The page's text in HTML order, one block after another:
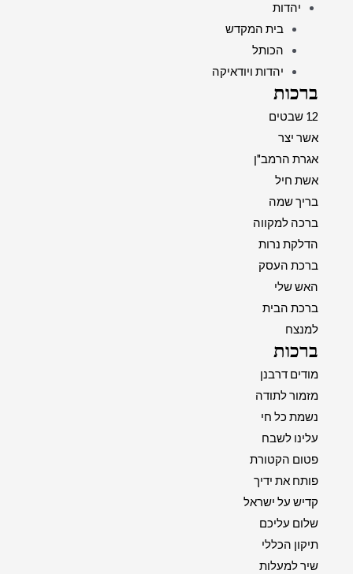
יהדות
בית המקדש
הכותל
יהדות ויודאיקה
ברכות
12 שבטים
אשר יצר
אגרת הרמב"ן
אשת חיל
בריך שמה
ברכה למקווה
הדלקת נרות
ברכת העסק
האש שלי
ברכת הבית
למנצח
ברכות
מודים דרבנן
מזמור לתודה
נשמת כל חי
עלינו לשבח
פטום הקטורת
פותח את ידיך
קדיש על ישראל
שלום עליכם
תיקון הכללי
שיר למעלות